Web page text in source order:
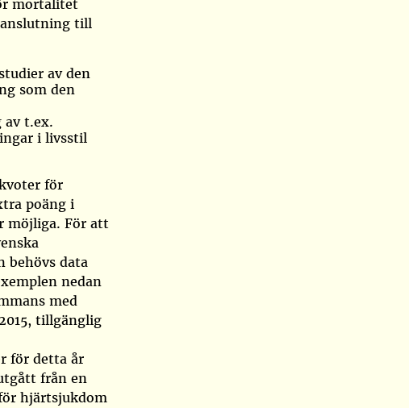
mortalitet
anslutning till
av den
som den
av t.ex.
i livsstil
för
poäng i
möjliga. För att
behövs data
nedan
med
tillgänglig
för detta år
från en
hjärtsjukdom